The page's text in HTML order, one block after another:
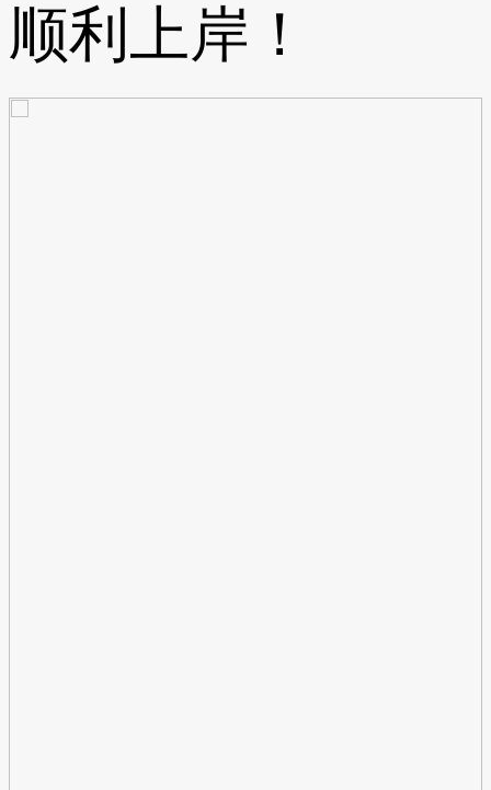
顺利上岸！